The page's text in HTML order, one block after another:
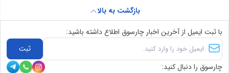
بازگشت به بالا
با ثبت ایمیل از آخرین اخبار چارسوق اطلاع داشته باشید:
ثبت
چارسوق را دنبال کنید: